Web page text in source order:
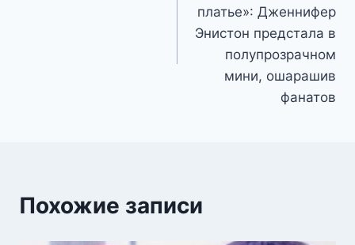
платье»: Дженнифер
Энистон предстала в
полупрозрачном
мини, ошарашив
фанатов
Похожие записи